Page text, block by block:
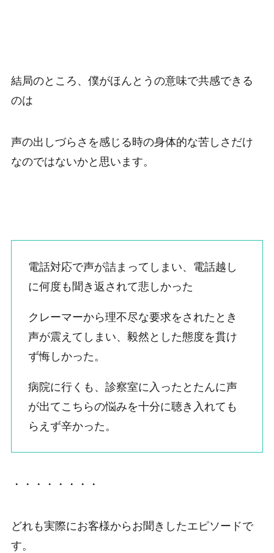
結局のところ、僕がほんとうの意味で共感できる
のは
声の出しづらさを感じる時の身体的な苦しさだけ
なのではないかと思います。
電話対応で声が詰まってしまい、電話越し
に何度も聞き返されて悲しかった
クレーマーから理不尽な要求をされたとき
声が震えてしまい、毅然とした態度を貫け
ず悔しかった。
病院に行くも、診察室に入ったとたんに声
が出てこちらの悩みを十分に聴き入れても
らえず辛かった。
・・・・・・・・
どれも実際にお客様からお聞きしたエピソードで
す。